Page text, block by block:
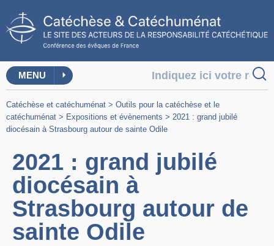
MENU
Catéchèse et catéchuménat > Outils pour la catéchèse et le
catéchuménat > Expositions et évènements > 2021 : grand jubilé
diocésain à Strasbourg autour de sainte Odile
2021 : grand jubilé
diocésain à
Strasbourg autour de
sainte Odile